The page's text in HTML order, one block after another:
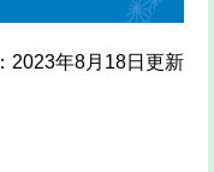
2023年8月18日更新